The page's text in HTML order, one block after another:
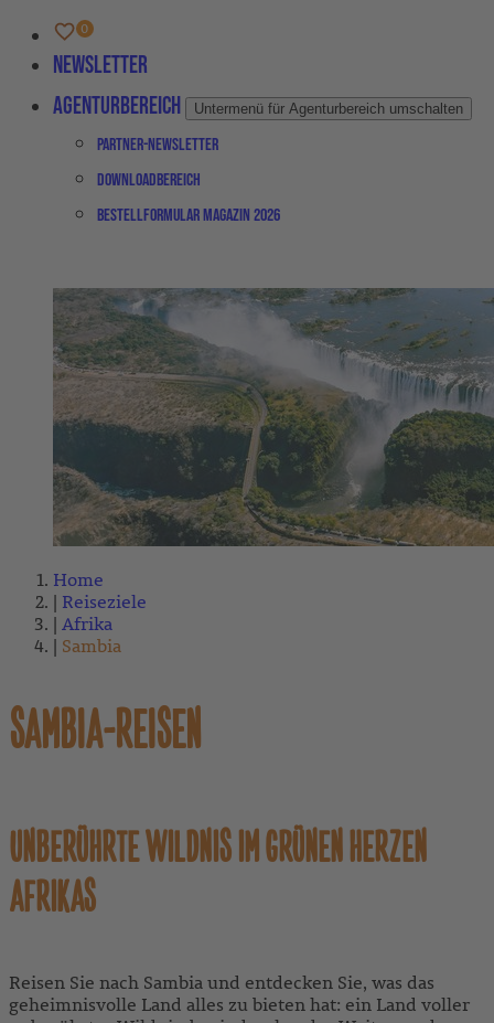
Newsletter
Agenturbereich
Untermenü für Agenturbereich umschalten
Partner-Newsletter
Downloadbereich
Bestellformular Magazin 2026
Home
Reiseziele
Afrika
Sambia
SAMBIA-REISEN
UNBERÜHRTE WILDNIS IM GRÜNEN HERZEN
AFRIKAS
Reisen Sie nach Sambia und entdecken Sie, was das
geheimnisvolle Land alles zu bieten hat: ein Land voller